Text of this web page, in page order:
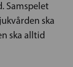
Samspelet
ska
ska alltid